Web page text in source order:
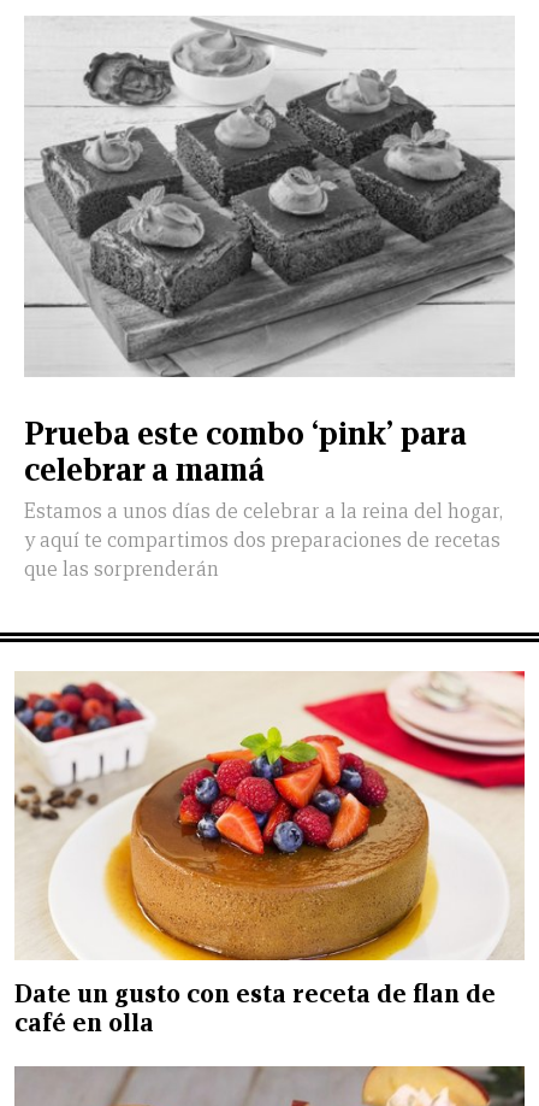
Prueba este combo ‘pink’ para
celebrar a mamá
Estamos a unos días de celebrar a la reina del hogar,
y aquí te compartimos dos preparaciones de recetas
que las sorprenderán
Date un gusto con esta receta de flan de
café en olla